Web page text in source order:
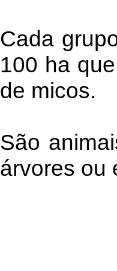
Cada
100 ha
de micos.
São
árvores ou